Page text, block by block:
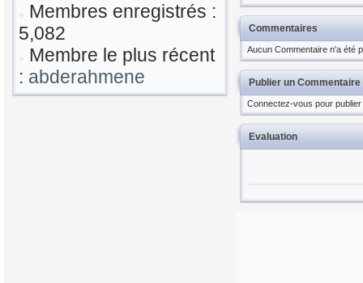
Membres enregistrés :
5,082
Membre le plus récent
: abderahmene
Commentaires
Aucun Commentaire n'a été
Publier un Commentaire
Connectez-vous pour
Evaluation